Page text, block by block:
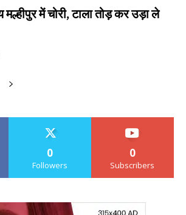
मल्हीपुर में चोरी, टाला तोड़ कर उड़ा ले
0
Followers
0
Subscribers